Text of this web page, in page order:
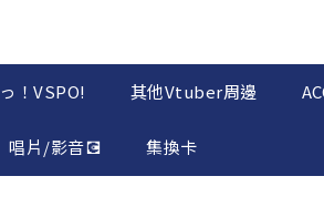
！VSPO! 其他Vtuber周邊
唱片/影音💽 集換卡